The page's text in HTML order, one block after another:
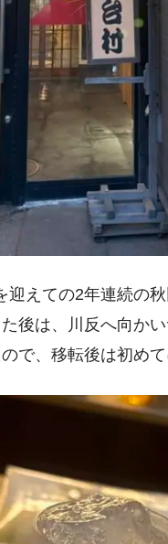
迎えての2年連続の
後は、川反へ向か
で、移転後は初め